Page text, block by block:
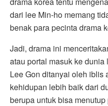
dari lee Min-ho memang
benak para pecinta drama
Jadi, drama ini
atau portal masuk ke
Lee Gon ditanyai oleh iblis
kehidupan lebih baik dari
berupa untuk bisa menutup